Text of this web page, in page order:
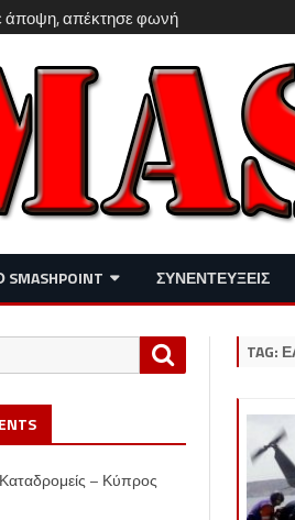
άποψη, απέκτησε φωνή
ΔΙΑΣΚΈΔΑΣΗ – LIFESTYLE
ΣΥΝΕΝΤΕΥΞΕΙΣ
TAG:
Καταδρομείς – Κύπρος